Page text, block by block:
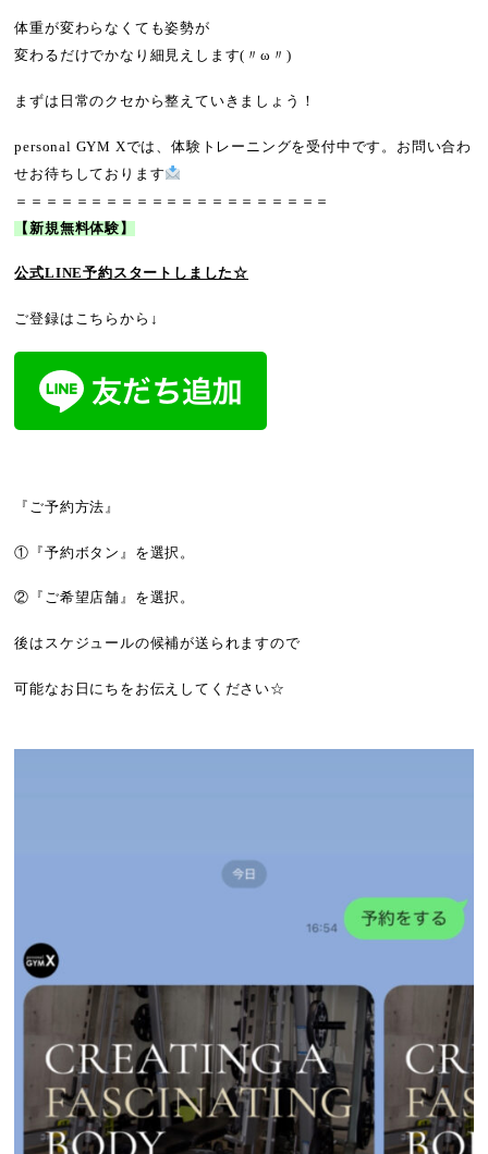
体重が変わらなくても姿勢が
変わるだけでかなり細見えします(〃ω〃)
まずは日常のクセから整えていきましょう！
personal GYM Xでは、体験トレーニングを受付中です。お問い合わ
せお待ちしております
＝＝＝＝＝＝＝＝＝＝＝＝＝＝＝＝＝＝＝＝＝
【新規無料体験】
公式LINE予約スタートしました☆
ご登録はこちらから↓
『ご予約方法』
①『予約ボタン』を選択。
②『ご希望店舗』を選択。
後はスケジュールの候補が送られますので
可能なお日にちをお伝えしてください☆